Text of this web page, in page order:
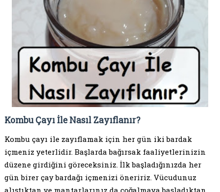
Kombu Çayı İle Nasıl Zayıflanır?
Kombu çayı ile zayıflamak için her gün iki bardak
içmeniz yeterlidir. Başlarda bağırsak faaliyetlerinizin
düzene girdiğini göreceksiniz. İlk başladığınızda her
gün birer çay bardağı içmenizi öneririz. Vücudunuz
alıştıktan ve mantarlarınız da çoğalmaya başladıktan